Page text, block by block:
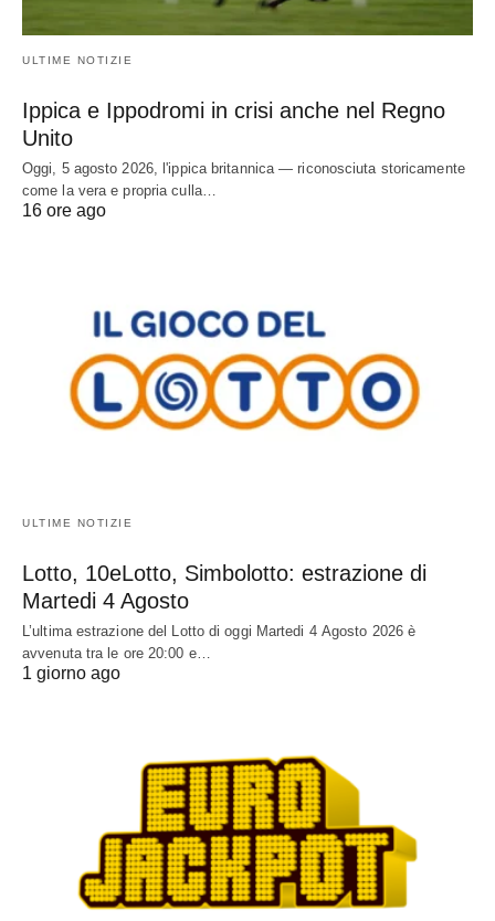
ULTIME NOTIZIE
Ippica e Ippodromi in crisi anche nel Regno
Unito
Oggi, 5 agosto 2026, l'ippica britannica — riconosciuta storicamente
come la vera e propria culla…
16 ore ago
ULTIME NOTIZIE
Lotto, 10eLotto, Simbolotto: estrazione di
Martedi 4 Agosto
L’ultima estrazione del Lotto di oggi Martedi 4 Agosto 2026 è
avvenuta tra le ore 20:00 e…
1 giorno ago